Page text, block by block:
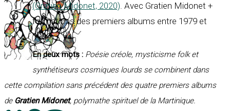
(Gratien Midonet, 2020). Avec Gratien Midonet +
formations des premiers albums entre 1979 et
1989.
En deux mots : Poésie créole, mysticisme folk et
synthétiseurs cosmiques lourds se combinent dans
cette compilation sans précédent des quatre premiers albums
de Gratien Midonet, polymathe spirituel de la Martinique.